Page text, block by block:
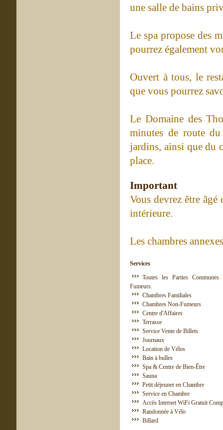
une salle de bains
Le spa propose des
pourrez également
Ouvert à tous, le
que vous pourrez
Le Domaine des
minutes de route
jardins, ainsi que du
place.
Important
Vous devrez être
intérieure.
Les chambres
Services
Toutes les Parties
Fumeurs.
Chambres Familiales
Chambres Non-Fumeurs
Centre d'Affaires
Terrasse
Service Vente de Billets
Journaux
Location de Vélos
Bain à bulles
Spa & Centre de Bien-Être
Sauna
Petit déjeuner en Chambre
Service en Chambre
Accès Internet WiFi Gratuit
Randonnée à Vélo
Billard